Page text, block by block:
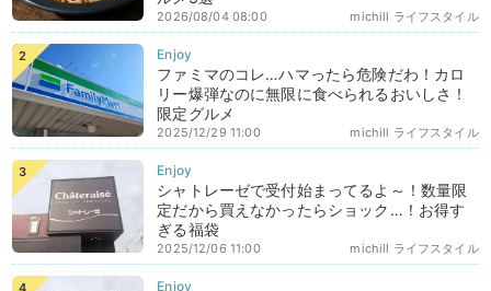
michill ライフスタイル
2026/08/04 08:00
ファミマのコレ…ハマったら危険だわ！カロ
リー爆弾なのに無限に食べられるおいしさ！
限定グルメ
michill ライフスタイル
2025/12/29 11:00
シャトレーゼで受付始まってるよ～！数量限
定だから買えなかったらショック…！お得す
ぎる福袋
michill ライフスタイル
2025/12/06 11:00